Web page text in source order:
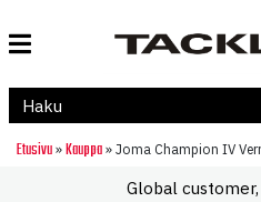
Etusivu » Kauppa » Joma Champion IV
Global